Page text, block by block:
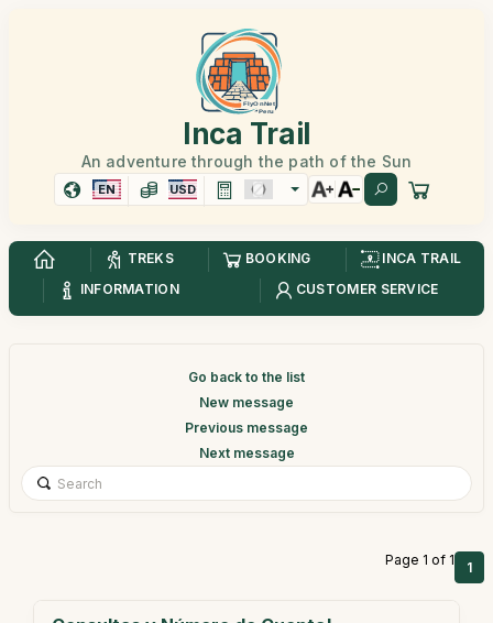
Inca Trail
An adventure through the path of the Sun
EN USD
TREKS BOOKING
INCA TRAIL
INFORMATION
CUSTOMER SERVICE
Go back to the list
New message
Previous message
Next message
Page 1 of 1 1